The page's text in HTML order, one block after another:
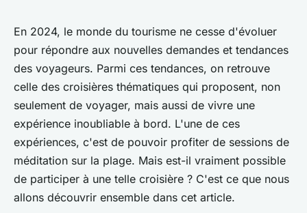
Peut-on participer à une
croisière qui propose des
sessions de méditation sur la
plage?
Noham 6 min de lecture
En 2024, le monde du tourisme ne cesse d'évoluer
pour répondre aux nouvelles demandes et tendances
des voyageurs. Parmi ces tendances, on retrouve
celle des croisières thématiques qui proposent, non
seulement de voyager, mais aussi de vivre une
expérience inoubliable à bord. L'une de ces
expériences, c'est de pouvoir profiter de sessions de
méditation sur la plage. Mais est-il vraiment possible
de participer à une telle croisière ? C'est ce que nous
allons découvrir ensemble dans cet article.